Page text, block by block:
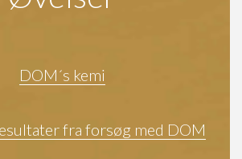
DOM´s kemi
fra forsøg med DOM